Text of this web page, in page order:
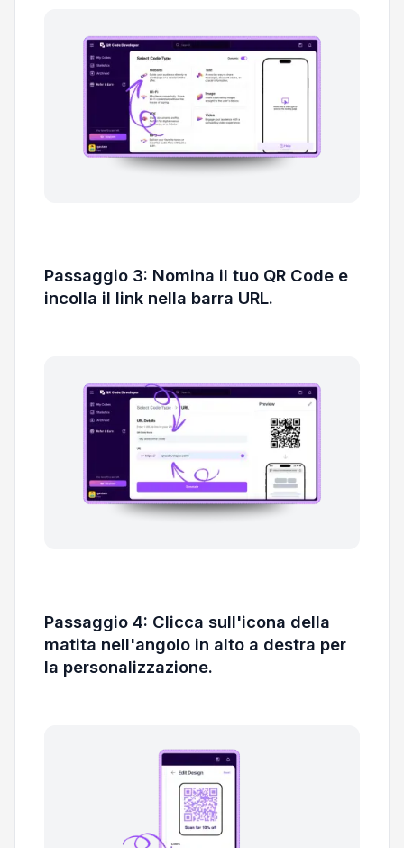
Passaggio 3: Nomina il tuo QR Code e
incolla il link nella barra URL.
Passaggio 4: Clicca sull'icona della
matita nell'angolo in alto a destra per
la personalizzazione.